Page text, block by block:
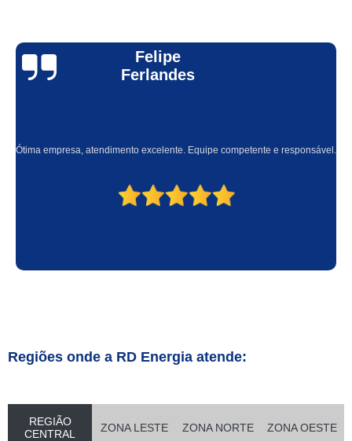
Felipe
Ferlandes
Ótima empresa, atendimento excelente. Equipe competente e responsável.
Regiões onde a RD Energia atende:
REGIÃO
CENTRAL
ZONA LESTE ZONA NORTE ZONA OESTE